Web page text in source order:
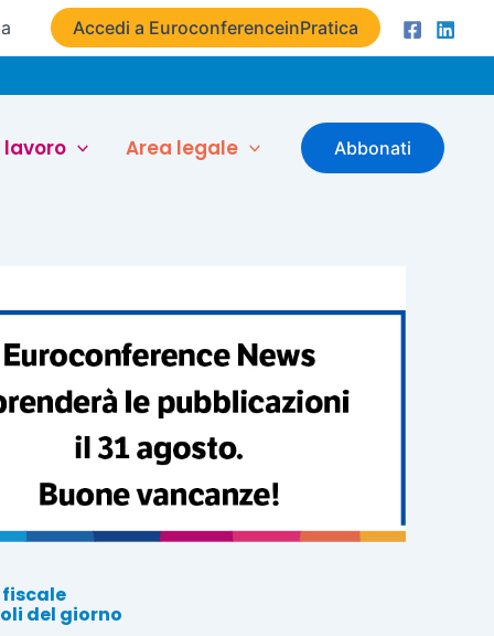
Accedi a EuroconferenceinPratica
lavoro Area legale Abbonati
del giorno